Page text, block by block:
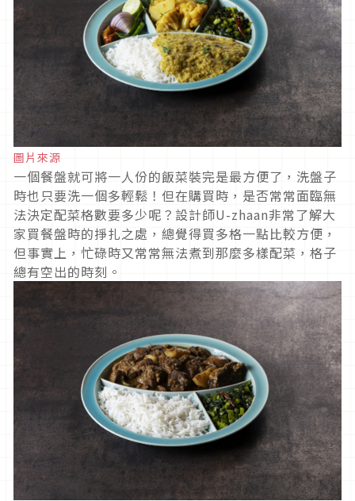
圖片來源
一個餐盤就可將一人份的飯菜裝完是最方便了，洗盤子
時也只要洗一個多輕鬆！但在購買時，是否常常面臨無
法決定配菜格數要多少呢？設計師U-zhaan非常了解大
家買餐盤時的掙扎之處，總覺得買多格一點比較方便，
但事實上，忙碌時又常常無法煮到那麼多樣配菜，格子
總有空出的時刻。